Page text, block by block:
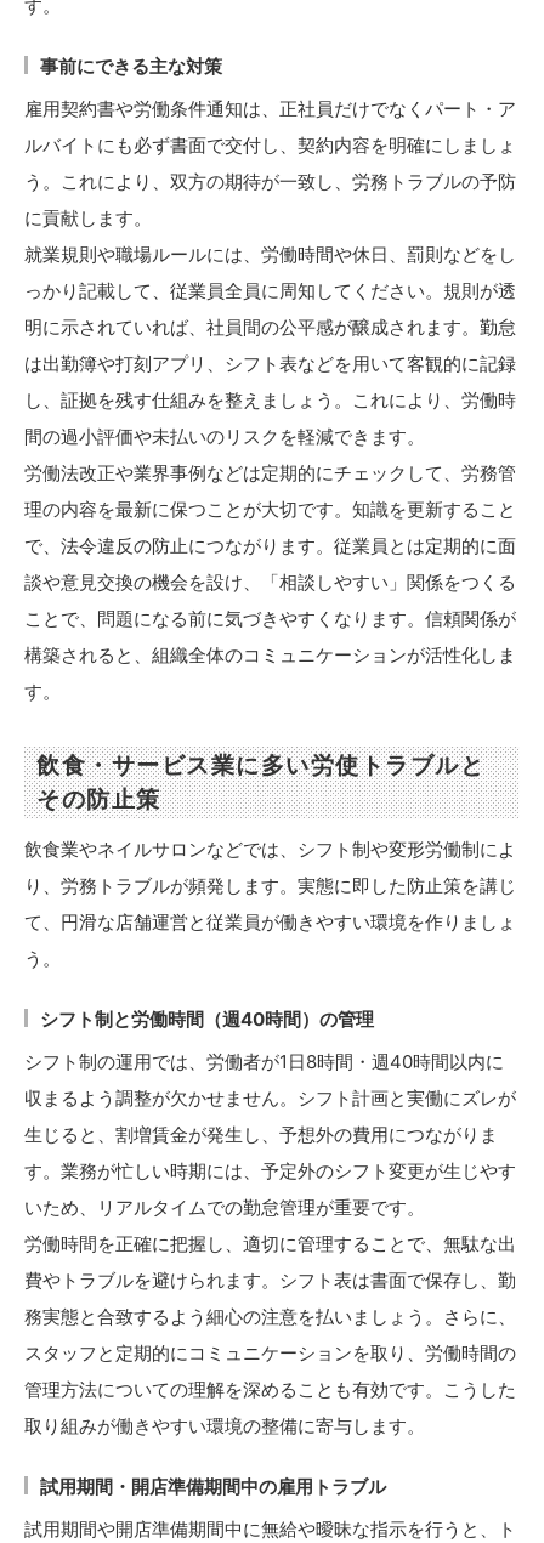
す。
事前にできる主な対策
雇用契約書や労働条件通知は、正社員だけでなくパート・ア
ルバイトにも必ず書面で交付し、契約内容を明確にしましょ
う。これにより、双方の期待が一致し、労務トラブルの予防
に貢献します。
就業規則や職場ルールには、労働時間や休日、罰則などをし
っかり記載して、従業員全員に周知してください。規則が透
明に示されていれば、社員間の公平感が醸成されます。勤怠
は出勤簿や打刻アプリ、シフト表などを用いて客観的に記録
し、証拠を残す仕組みを整えましょう。これにより、労働時
間の過小評価や未払いのリスクを軽減できます。
労働法改正や業界事例などは定期的にチェックして、労務管
理の内容を最新に保つことが大切です。知識を更新すること
で、法令違反の防止につながります。従業員とは定期的に面
談や意見交換の機会を設け、「相談しやすい」関係をつくる
ことで、問題になる前に気づきやすくなります。信頼関係が
構築されると、組織全体のコミュニケーションが活性化しま
す。
飲食・サービス業に多い労使トラブルと
その防止策
飲食業やネイルサロンなどでは、シフト制や変形労働制によ
り、労務トラブルが頻発します。実態に即した防止策を講じ
て、円滑な店舗運営と従業員が働きやすい環境を作りましょ
う。
シフト制と労働時間（週40時間）の管理
シフト制の運用では、労働者が1日8時間・週40時間以内に
収まるよう調整が欠かせません。シフト計画と実働にズレが
生じると、割増賃金が発生し、予想外の費用につながりま
す。業務が忙しい時期には、予定外のシフト変更が生じやす
いため、リアルタイムでの勤怠管理が重要です。
労働時間を正確に把握し、適切に管理することで、無駄な出
費やトラブルを避けられます。シフト表は書面で保存し、勤
務実態と合致するよう細心の注意を払いましょう。さらに、
スタッフと定期的にコミュニケーションを取り、労働時間の
管理方法についての理解を深めることも有効です。こうした
取り組みが働きやすい環境の整備に寄与します。
試用期間・開店準備期間中の雇用トラブル
試用期間や開店準備期間中に無給や曖昧な指示を行うと、ト